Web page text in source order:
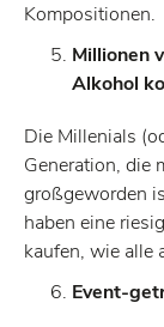
Kompositionen.
Millionen
Alkohol
Die Millenials
Generation, die
großgeworden
haben eine
kaufen, wie alle
Event-